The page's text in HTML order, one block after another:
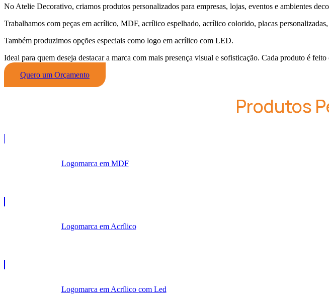
No Atelie Decorativo, criamos produtos personalizados para empresas, lojas, eventos e ambientes
Trabalhamos com peças em acrílico, MDF, acrílico espelhado, acrílico colorido, placas
Também produzimos opções especiais como logo em acrílico com LED.
Ideal para quem deseja destacar a marca com mais presença visual e sofisticação. Cada produto é
Quero um Orçamento
Produtos
Logomarca em MDF
Logomarca em Acrílico
Logomarca em Acrílico com Led